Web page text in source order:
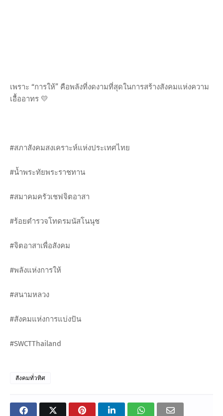
เพราะ “การให้” คือพลังที่งดงามที่สุดในการสร้างสังคมแห่งความ
เอื้ออาทร 💛
#สภาสังคมสงเคราะห์แห่งประเทศไทย
#น้ำพระทัยพระราชทาน
#สมาคมครัวเชฟจิตอาสา
#ร้อยตำรวจโทดรมนัสโนนุช
#จิตอาสาเพื่อสังคม
#พลังแห่งการให้
#สนามหลวง
#สังคมแห่งการแบ่งปัน
#SWCTThailand
สังคมทั่วทิศ